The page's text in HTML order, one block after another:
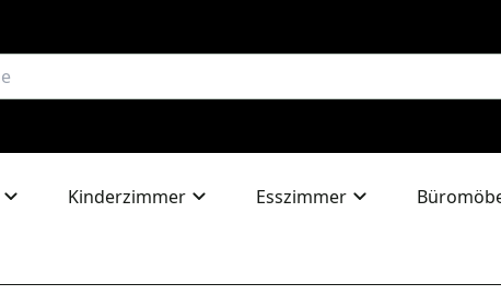
Kinderzimmer Esszimmer